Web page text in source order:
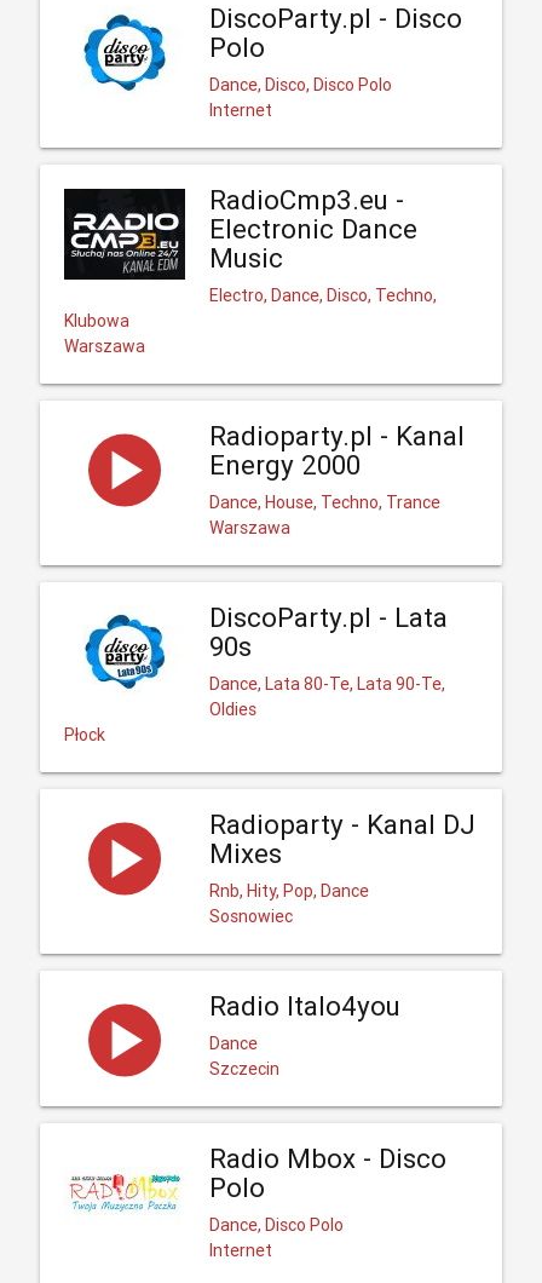
DiscoParty.pl - Disco
Polo
Dance, Disco, Disco Polo
Internet
RadioCmp3.eu -
Electronic Dance
Music
Electro, Dance, Disco, Techno,
Klubowa
Warszawa
Radioparty.pl - Kanal
Energy 2000
Dance, House, Techno, Trance
Warszawa
DiscoParty.pl - Lata
90s
Dance, Lata 80-Te, Lata 90-Te,
Oldies
Płock
Radioparty - Kanal DJ
Mixes
Rnb, Hity, Pop, Dance
Sosnowiec
Radio Italo4you
Dance
Szczecin
Radio Mbox - Disco
Polo
Dance, Disco Polo
Internet